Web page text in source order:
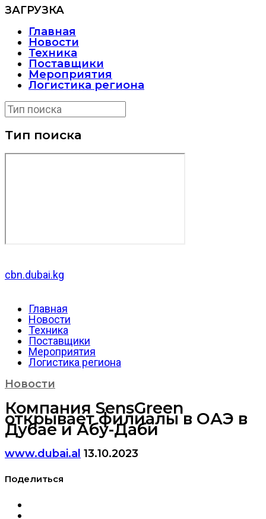
ЗАГРУЗКА
Главная
Новости
Техника
Поставщики
Мероприятия
Логистика региона
Тип поиска
cbn.dubai.kg
Главная
Новости
Техника
Поставщики
Мероприятия
Логистика региона
Новости
Компания SensGreen
открывает филиалы в ОАЭ в
Дубае и Абу-Даби
www.dubai.al 13.10.2023
Поделиться